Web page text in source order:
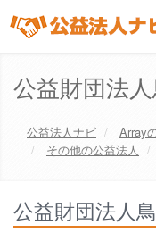
公益財団法
公益法人ナビ Array
その他の公益法人
公益財団法人